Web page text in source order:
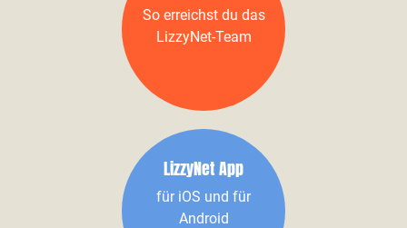
So erreichst du das
LizzyNet-Team
LizzyNet App
für iOS und für
Android